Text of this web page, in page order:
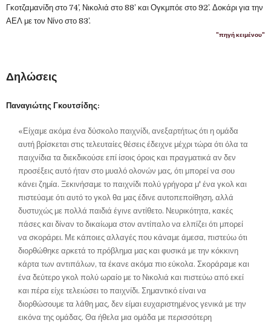
Γκοτζαμανίδη στο 74’, Νικολιά στο 88’ και Ογκμπόε στο 92’. Δοκάρι για την
ΑΕΛ με τον Νίνο στο 83’.
"πηγή κειμένου"
Δηλώσεις
Παναγιώτης Γκουτσίδης:
«Είχαμε ακόμα ένα δύσκολο παιχνίδι, ανεξαρτήτως ότι η ομάδα
αυτή βρίσκεται στις τελευταίες θέσεις έδειχνε μέχρι τώρα ότι όλα τα
παιχνίδια τα διεκδικούσε επί ίσοις όροις και πραγματικά αν δεν
προσέξεις αυτό ήταν στο μυαλό ολονών μας, ότι μπορεί να σου
κάνει ζημία. Ξεκινήσαμε το παιχνίδι πολύ γρήγορα μ' ένα γκολ και
πιστεύαμε ότι αυτό το γκολ θα μας έδινε αυτοπεποίθηση, αλλά
δυστυχώς με πολλά παιδιά έγινε αντίθετο. Νευρικότητα, κακές
πάσες και δίναν το δικαίωμα στον αντίπαλο να ελπίζει ότι μπορεί
να σκοράρει. Με κάποιες αλλαγές που κάναμε άμεσα, πιστεύω ότι
διορθώθηκε αρκετά το πρόβλημα μας και φυσικά με την κόκκινη
κάρτα των αντιπάλων, τα έκανε ακόμα πιο εύκολα. Σκοράραμε και
ένα δεύτερο γκολ πολύ ωραίο με το Νικολιά και πιστεύω από εκεί
και πέρα είχε τελειώσει το παιχνίδι. Σημαντικό είναι να
διορθώσουμε τα λάθη μας, δεν είμαι ευχαριστημένος γενικά με την
εικόνα της ομάδας. Θα ήθελα μια ομάδα με περισσότερη